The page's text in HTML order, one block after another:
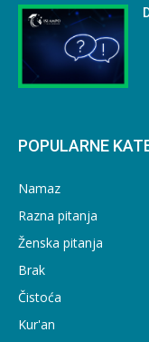
POPULARNE
Namaz
Razna pitanja
Ženska pitanja
Brak
Čistoća
Kur'an